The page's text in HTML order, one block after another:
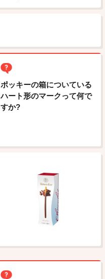
ポッキーの箱についている
ハート形のマークって何で
すか?